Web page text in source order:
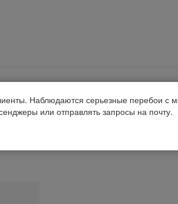
Получить консультацию
Наблюдаются серьезные перебои с
или отправлять запросы на почту.